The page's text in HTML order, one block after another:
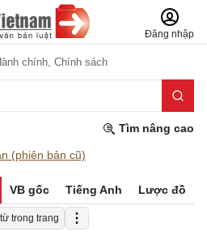
Đăng nhập
chính, Chính sách
Tìm nâng cao
(phiên bản cũ)
VB gốc Tiếng Anh Lược đồ
trong trang